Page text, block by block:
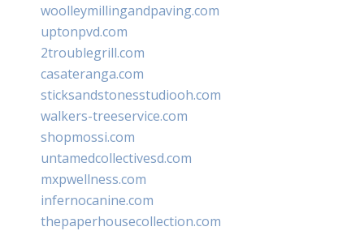
woolleymillingandpaving.com
uptonpvd.com
2troublegrill.com
casateranga.com
sticksandstonesstudiooh.com
walkers-treeservice.com
shopmossi.com
untamedcollectivesd.com
mxpwellness.com
infernocanine.com
thepaperhousecollection.com